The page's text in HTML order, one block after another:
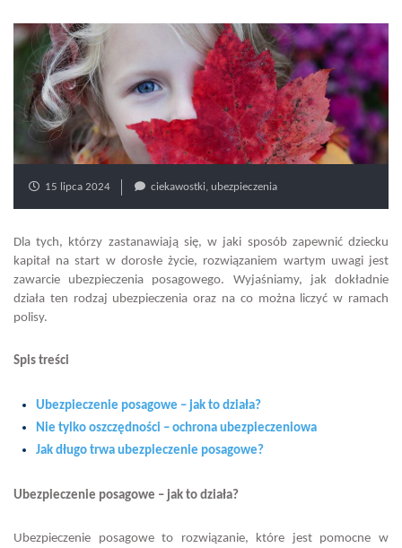
15 lipca 2024 ciekawostki, ubezpieczenia
Dla tych, którzy zastanawiają się, w jaki sposób zapewnić dziecku
kapitał na start w dorosłe życie, rozwiązaniem wartym uwagi jest
zawarcie ubezpieczenia posagowego. Wyjaśniamy, jak dokładnie
działa ten rodzaj ubezpieczenia oraz na co można liczyć w ramach
polisy.
Spis treści
Ubezpieczenie posagowe – jak to działa?
Nie tylko oszczędności – ochrona ubezpieczeniowa
Jak długo trwa ubezpieczenie posagowe?
Ubezpieczenie posagowe – jak to działa?
Ubezpieczenie posagowe to rozwiązanie, które jest pomocne w